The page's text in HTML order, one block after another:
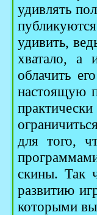
удивлять
удивить,
хватало, а
облачить
настоящую
для того,
скины. Так
развитию
которыми